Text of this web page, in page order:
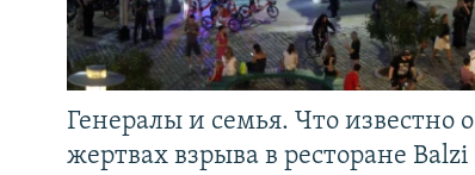
Генералы и семья. Что известно о
жертвах взрыва в ресторане Balzi